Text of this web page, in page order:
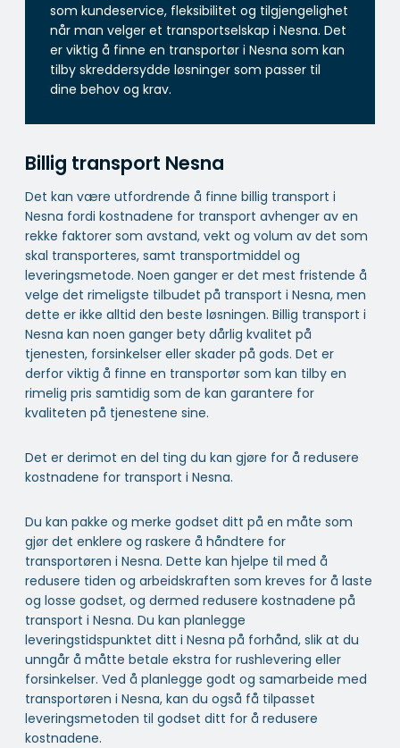
som kundeservice, fleksibilitet og tilgjengelighet
når man velger et transportselskap i Nesna. Det
er viktig å finne en transportør i Nesna som kan
tilby skreddersydde løsninger som passer til
dine behov og krav.
Billig transport Nesna
Det kan være utfordrende å finne billig transport i
Nesna fordi kostnadene for transport avhenger av en
rekke faktorer som avstand, vekt og volum av det som
skal transporteres, samt transportmiddel og
leveringsmetode. Noen ganger er det mest fristende å
velge det rimeligste tilbudet på transport i Nesna, men
dette er ikke alltid den beste løsningen. Billig transport i
Nesna kan noen ganger bety dårlig kvalitet på
tjenesten, forsinkelser eller skader på gods. Det er
derfor viktig å finne en transportør som kan tilby en
rimelig pris samtidig som de kan garantere for
kvaliteten på tjenestene sine.
Det er derimot en del ting du kan gjøre for å redusere
kostnadene for transport i Nesna.
Du kan pakke og merke godset ditt på en måte som
gjør det enklere og raskere å håndtere for
transportøren i Nesna. Dette kan hjelpe til med å
redusere tiden og arbeidskraften som kreves for å laste
og losse godset, og dermed redusere kostnadene på
transport i Nesna. Du kan planlegge
leveringstidspunktet ditt i Nesna på forhånd, slik at du
unngår å måtte betale ekstra for rushlevering eller
forsinkelser. Ved å planlegge godt og samarbeide med
transportøren i Nesna, kan du også få tilpasset
leveringsmetoden til godset ditt for å redusere
kostnadene.